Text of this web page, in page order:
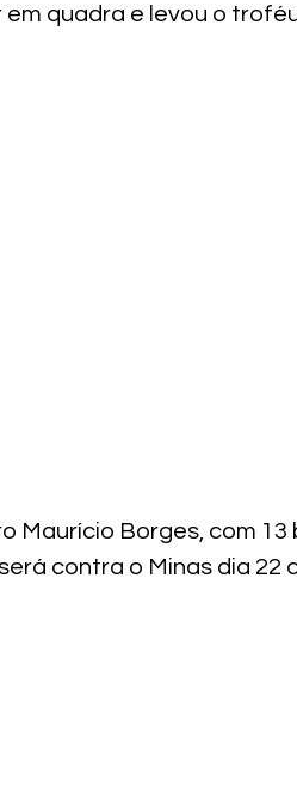
quadra e levou o
Maurício Borges, com 13
contra o Minas dia 22